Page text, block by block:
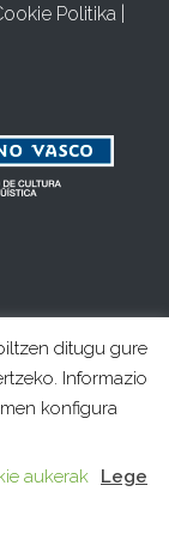
Politika
ditugu gure
Informazio
konfigura
aukerak
Lege